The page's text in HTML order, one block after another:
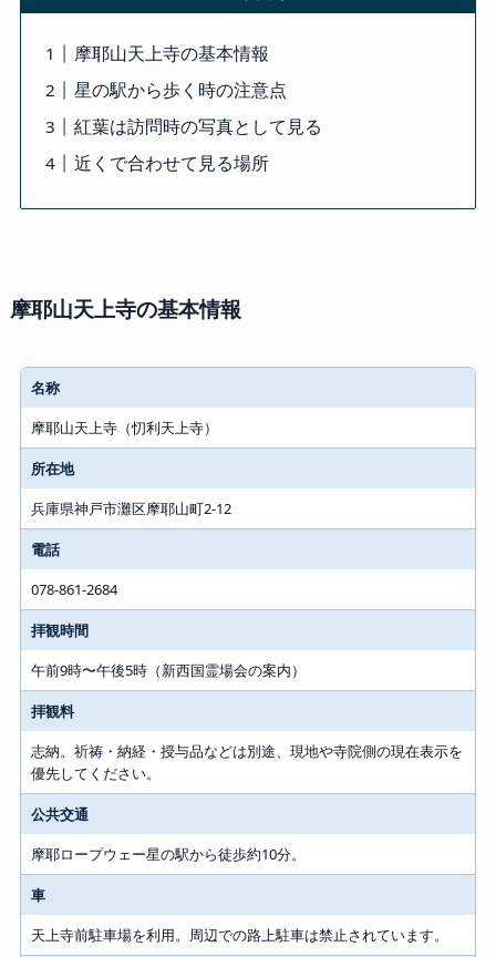
摩耶山天上寺の基本情報
星の駅から歩く時の注意点
紅葉は訪問時の写真として見る
近くで合わせて見る場所
摩耶山天上寺の基本情報
名称
摩耶山天上寺（忉利天上寺）
所在地
兵庫県神戸市灘区摩耶山町2-12
電話
078-861-2684
拝観時間
午前9時〜午後5時（新西国霊場会の案内）
拝観料
志納。祈祷・納経・授与品などは別途、現地や寺院側の現在表示を
優先してください。
公共交通
摩耶ロープウェー星の駅から徒歩約10分。
車
天上寺前駐車場を利用。周辺での路上駐車は禁止されています。